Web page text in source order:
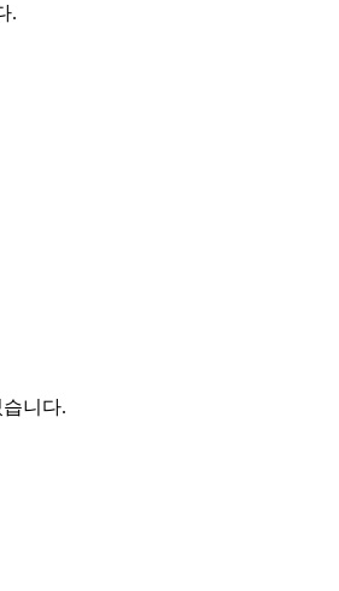
.
니다.